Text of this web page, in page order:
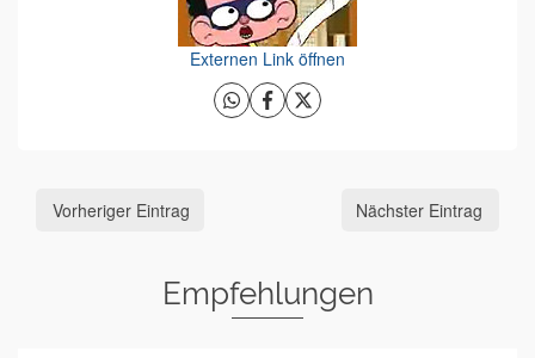
Externen Link öffnen
Vorheriger Eintrag Nächster Eintrag
Empfehlungen